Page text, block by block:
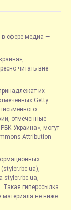
в сфере медиа —
читать вне
их
Getty
отмеченные
Украина», могут
Attribution
styler.rbc.ua,
гиперссылка
материала не ниже